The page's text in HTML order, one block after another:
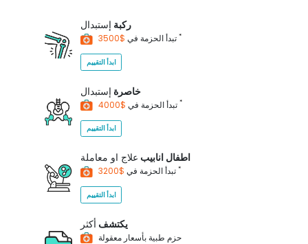
ركبة إستبدال
تبدأ الحزمة في *
ابدأ التقييم
خاصرة إستبدال
تبدأ الحزمة في *
ابدأ التقييم
اطفال انابيب علاج او معاملة
تبدأ الحزمة في *
ابدأ التقييم
يكتشف أكثر
حزم طبية بأسعار معقولة